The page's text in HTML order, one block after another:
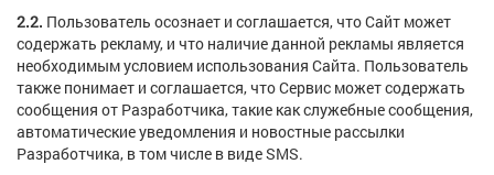
2.2. Пользователь осознает и соглашается, что Сайт может
содержать рекламу, и что наличие данной рекламы является
необходимым условием использования Сайта. Пользователь
также понимает и соглашается, что Сервис может содержать
сообщения от Разработчика, такие как служебные сообщения,
автоматические уведомления и новостные рассылки
Разработчика, в том числе в виде SMS.